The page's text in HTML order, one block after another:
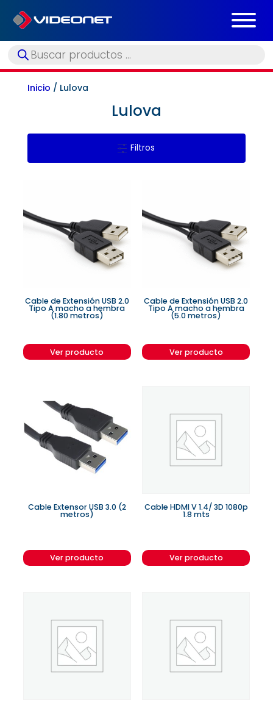
Búsqueda
de
Inicio / Lulova
Lulova
Filtros
Cable de Extensión USB 2.0
Tipo A macho a hembra
(1.80 metros)
Ver producto
Cable de Extensión USB 2.0
Tipo A macho a hembra
(5.0 metros)
Ver producto
Cable Extensor USB 3.0 (2
metros)
Ver producto
Cable HDMI V 1.4/ 3D 1080p
1.8 mts
Ver producto